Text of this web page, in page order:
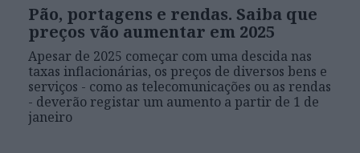
Pão, portagens e rendas. Saiba que
preços vão aumentar em 2025
Apesar de 2025 começar com uma descida nas
taxas inflacionárias, os preços de diversos bens e
serviços - como as telecomunicações ou as rendas
- deverão registar um aumento a partir de 1 de
janeiro